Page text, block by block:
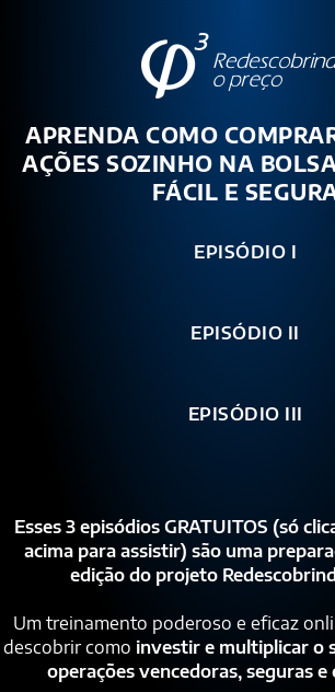
APRENDA COMO
AÇÕES SOZINHO NA
FÁCIL E
EPISÓDIO I
EPISÓDIO II
EPISÓDIO III
Esses 3 episódios GRATUITOS (só
acima para assistir) são uma
edição do projeto
Um treinamento poderoso e eficaz
descobrir como investir e multiplicar o
operações vencedoras, seguras